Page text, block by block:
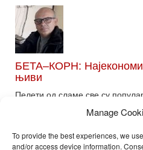
Manage
To provide the best experiences, we
and/or access device information.
БЕТА–КОРН:
њиви
Пелети од сламе све су
потрошачима. Главне